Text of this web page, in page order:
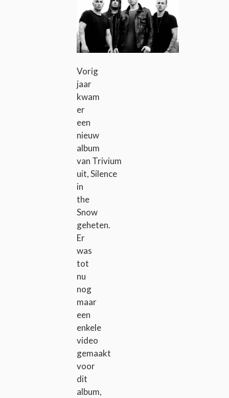
Vorig
jaar
kwam
er
een
nieuw
album
van Trivium
uit, Silence
in
the
Snow
geheten.
Er
was
tot
nu
nog
maar
een
enkele
video
gemaakt
voor
dit
album,